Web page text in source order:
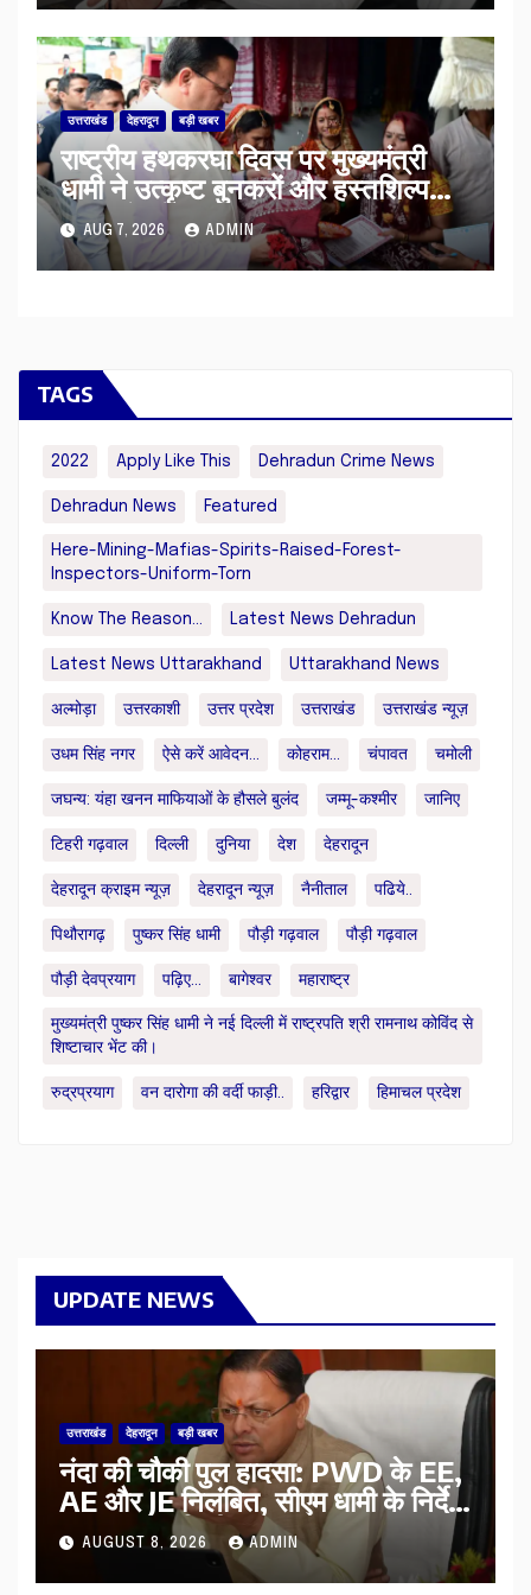
उत्तराखंड देहरादून बड़ी खबर
राष्ट्रीय हथकरघा दिवस पर मुख्यमंत्री
धामी ने उत्कृष्ट बुनकरों और हस्तशिल्प
कारीगरों को किया सम्मानित
AUG 7, 2026 ADMIN
TAGS
2022 Apply Like This Dehradun Crime News
Dehradun News Featured
Here-Mining-Mafias-Spirits-Raised-Forest-
Inspectors-Uniform-Torn
Know The Reason... Latest News Dehradun
Latest News Uttarakhand Uttarakhand News
अल्मोड़ा उत्तरकाशी उत्तर प्रदेश उत्तराखंड उत्तराखंड न्यूज़
उधम सिंह नगर ऐसे करें आवेदन... कोहराम... चंपावत चमोली
जघन्य: यंहा खनन माफियाओं के हौसले बुलंद जम्मू-कश्मीर जानिए
टिहरी गढ़वाल दिल्ली दुनिया देश देहरादून
देहरादून क्राइम न्यूज़ देहरादून न्यूज़ नैनीताल पढिये..
पिथौरागढ़ पुष्कर सिंह धामी पौड़ी गढ़वाल पौड़ी गढ़वाल
पौड़ी देवप्रयाग पढ़िए... बागेश्वर महाराष्ट्र
मुख्यमंत्री पुष्कर सिंह धामी ने नई दिल्ली में राष्ट्रपति श्री रामनाथ कोविंद से
शिष्टाचार भेंट की।
रुद्रप्रयाग वन दारोगा की वर्दी फाड़ी.. हरिद्वार हिमाचल प्रदेश
UPDATE NEWS
उत्तराखंड देहरादून बड़ी खबर
नंदा की चौकी पुल हादसा: PWD के EE,
AE और JE निलंबित, सीएम धामी के निर्देश
पर सख्त कार्रवाई
AUGUST 8, 2026 ADMIN